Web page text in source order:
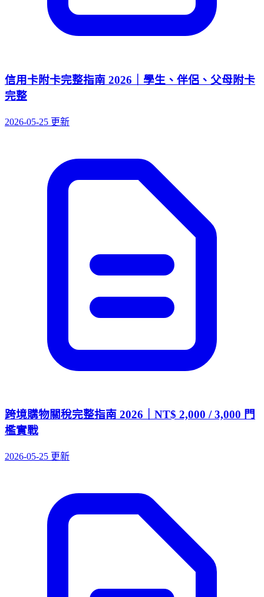
信用卡附卡完整指南 2026｜學生、伴侶、父母附卡
完整
2026-05-25 更新
跨境購物關稅完整指南 2026｜NT$ 2,000 / 3,000 門
檻實戰
2026-05-25 更新